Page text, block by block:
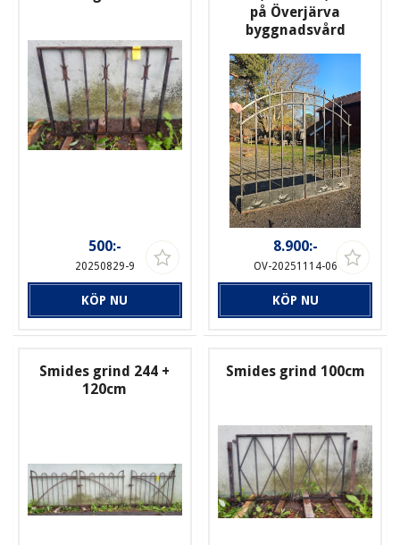
500:-
20250829-9
KÖP NU
på Överjärva
byggnadsvård
8.900:-
OV-20251114-06
KÖP NU
Smides grind 244 +
120cm
Smides grind 100cm